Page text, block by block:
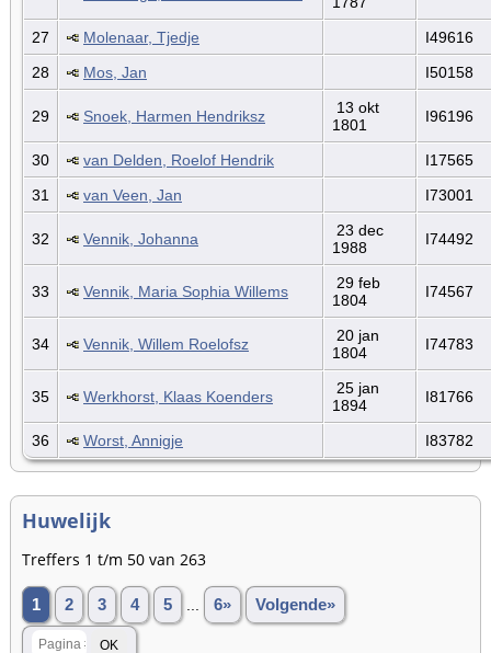
27 Molenaar, Tjedje
I49616
28
Mos, Jan I50158
29 Snoek, Harmen Hendriksz
13 okt
1801
I96196
30 van Delden, Roelof Hendrik
I17565
31
van Veen, Jan I73001
32 Vennik, Johanna
23 dec
1988
I74492
33 Vennik, Maria Sophia Willems
29 feb
1804
I74567
34 Vennik, Willem Roelofsz
20 jan
1804
I74783
35 Werkhorst, Klaas Koenders
25 jan
1894
I81766
36 Worst, Annigje I83782
Huwelijk
Treffers 1 t/m 50 van 263
1 2 3 4 5 6» Volgende»